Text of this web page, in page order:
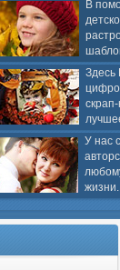
В
Здесь
У нас